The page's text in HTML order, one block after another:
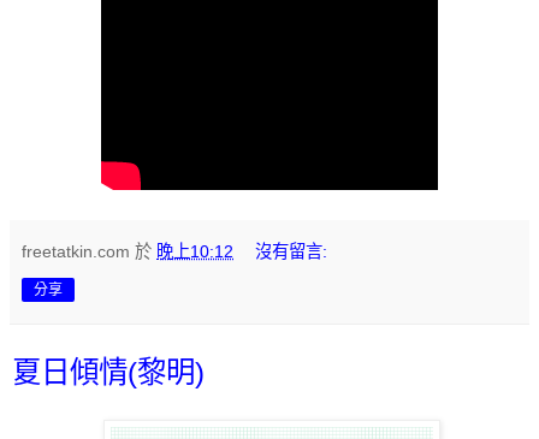
freetatkin.com 於 晚上10:12 沒有留言:
分享
夏日傾情(黎明)